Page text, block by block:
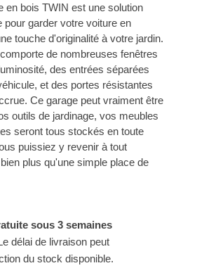
en bois TWIN est une solution
pour garder votre voiture en
touche d'originalité à votre jardin.
de nombreuses fenêtres
des entrées séparées
et des portes résistantes
Ce garage peut vraiment être
outils de jardinage, vos meubles
seront tous stockés en toute
puissiez y revenir à tout
plus qu'une simple place de
sous 3 semaines
délai de livraison peut
du stock disponible.